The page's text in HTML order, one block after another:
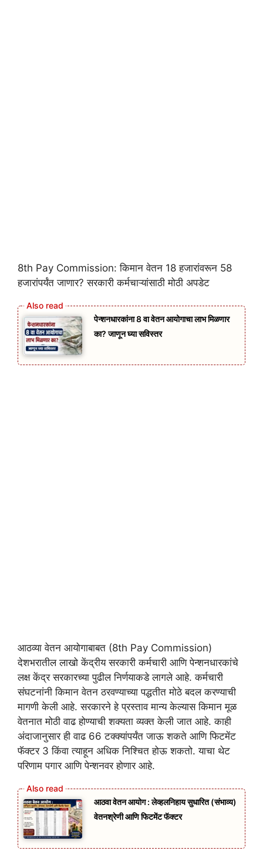
8th Pay Commission: किमान वेतन 18 हजारांवरून 58
हजारांपर्यंत जाणार? सरकारी कर्मचाऱ्यांसाठी मोठी अपडेट
पेन्शनधारकांना 8 वा वेतन आयोगाचा लाभ मिळणार
का? जाणून घ्या सविस्तर
आठव्या वेतन आयोगाबाबत (8th Pay Commission)
देशभरातील लाखो केंद्रीय सरकारी कर्मचारी आणि पेन्शनधारकांचे
लक्ष केंद्र सरकारच्या पुढील निर्णयाकडे लागले आहे. कर्मचारी
संघटनांनी किमान वेतन ठरवण्याच्या पद्धतीत मोठे बदल करण्याची
मागणी केली आहे. सरकारने हे प्रस्ताव मान्य केल्यास किमान मूळ
वेतनात मोठी वाढ होण्याची शक्यता व्यक्त केली जात आहे. काही
अंदाजानुसार ही वाढ 66 टक्क्यांपर्यंत जाऊ शकते आणि फिटमेंट
फॅक्टर 3 किंवा त्याहून अधिक निश्चित होऊ शकतो. याचा थेट
परिणाम पगार आणि पेन्शनवर होणार आहे.
आठवा वेतन आयोग : लेव्हलनिहाय सुधारित (संभाव्य)
वेतनश्रेणी आणि फिटमेंट फॅक्टर